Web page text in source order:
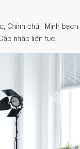
Chính chủ | Minh bạch.
nhập liên tục.